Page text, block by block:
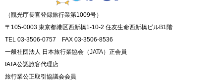
（観光庁長官登録旅行業第1009号）
〒105-0003 東京都港区西新橋1-10-2 住友生命西新橋ビルB1階
TEL 03-3506-0757 FAX 03-3506-8536
一般社団法人 日本旅行業協会（JATA）正会員
IATA公認旅客代理店
旅行業公正取引協議会会員